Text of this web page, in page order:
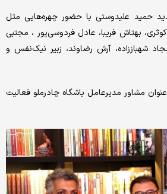
حمید علیدوستی با حضور چهره‌هایی مثل
بهتاش فریبا، عادل فردوسی‌پور ، مجتبی
شهباززاده، آرش رضاوند، زبیر نیک‌نفس و
مشاور مدیرعامل باشگاه چادرملو فعالیت